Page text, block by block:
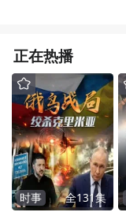
正在热播
时事 全131集